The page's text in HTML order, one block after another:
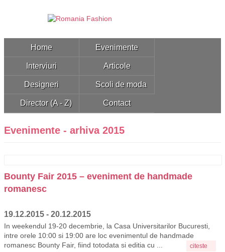
Home Evenimente
Interviuri Articole
Designeri Scoli de moda
Director (A - Z) Contact
Evenimente - arhiva 2015
Bounty Fair 2015 – eveniment de handmade
romanesc
19.12.2015 - 20.12.2015
In weekendul 19-20 decembrie, la Casa Universitarilor Bucuresti,
intre orele 10:00 si 19:00 are loc evenimentul de handmade
romanesc Bounty Fair, fiind totodata si editia cu ...
citeste